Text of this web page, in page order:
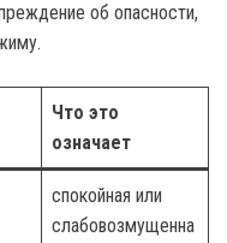
об опасности,
Что это
означает
спокойная или
слабовозмущенна